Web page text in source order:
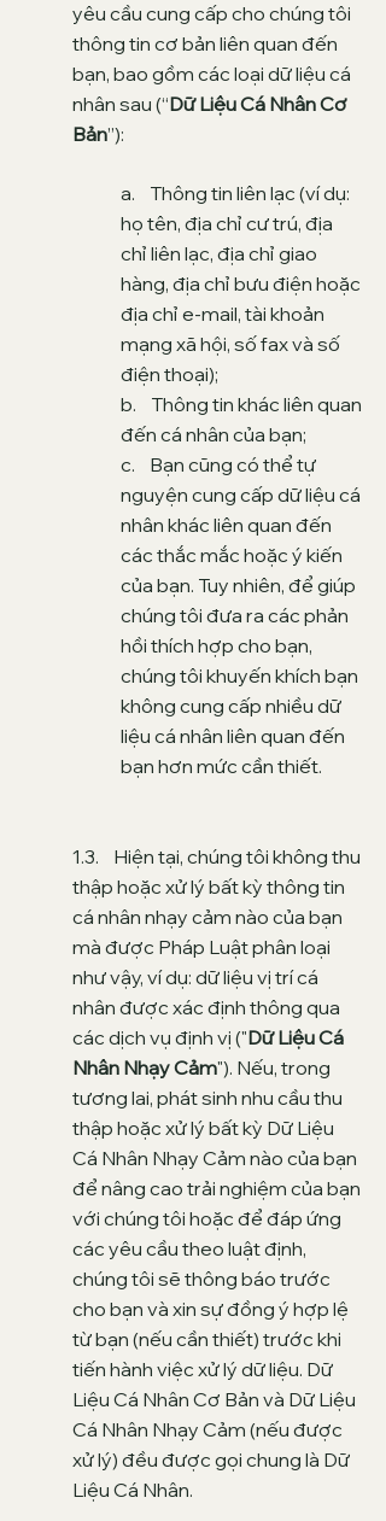
yêu cầu cung cấp cho chúng tôi
thông tin cơ bản liên quan đến
bạn, bao gồm các loại dữ liệu cá
nhân sau (“Dữ Liệu Cá Nhân Cơ
Bản”):
a. Thông tin liên lạc (ví dụ:
họ tên, địa chỉ cư trú, địa
chỉ liên lạc, địa chỉ giao
hàng, địa chỉ bưu điện hoặc
địa chỉ e-mail, tài khoản
mạng xã hội, số fax và số
điện thoại);
b. Thông tin khác liên quan
đến cá nhân của bạn;
c. Bạn cũng có thể tự
nguyện cung cấp dữ liệu cá
nhân khác liên quan đến
các thắc mắc hoặc ý kiến
của bạn. Tuy nhiên, để giúp
chúng tôi đưa ra các phản
hồi thích hợp cho bạn,
chúng tôi khuyến khích bạn
không cung cấp nhiều dữ
liệu cá nhân liên quan đến
bạn hơn mức cần thiết.
1.3. Hiện tại, chúng tôi không thu
thập hoặc xử lý bất kỳ thông tin
cá nhân nhạy cảm nào của bạn
mà được Pháp Luật phân loại
như vậy, ví dụ: dữ liệu vị trí cá
nhân được xác định thông qua
các dịch vụ định vị ("Dữ Liệu Cá
Nhân Nhạy Cảm"). Nếu, trong
tương lai, phát sinh nhu cầu thu
thập hoặc xử lý bất kỳ Dữ Liệu
Cá Nhân Nhạy Cảm nào của bạn
để nâng cao trải nghiệm của bạn
với chúng tôi hoặc để đáp ứng
các yêu cầu theo luật định,
chúng tôi sẽ thông báo trước
cho bạn và xin sự đồng ý hợp lệ
từ bạn (nếu cần thiết) trước khi
tiến hành việc xử lý dữ liệu. Dữ
Liệu Cá Nhân Cơ Bản và Dữ Liệu
Cá Nhân Nhạy Cảm (nếu được
xử lý) đều được gọi chung là Dữ
Liệu Cá Nhân.